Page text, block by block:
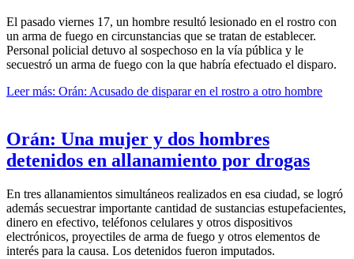
El pasado viernes 17, un hombre resultó lesionado en el rostro con
un arma de fuego en circunstancias que se tratan de establecer.
Personal policial detuvo al sospechoso en la vía pública y le
secuestró un arma de fuego con la que habría efectuado el disparo.
Leer más: Orán: Acusado de disparar en el rostro a otro hombre
Orán: Una mujer y dos hombres
detenidos en allanamiento por drogas
En tres allanamientos simultáneos realizados en esa ciudad, se logró
además secuestrar importante cantidad de sustancias estupefacientes,
dinero en efectivo, teléfonos celulares y otros dispositivos
electrónicos, proyectiles de arma de fuego y otros elementos de
interés para la causa. Los detenidos fueron imputados.